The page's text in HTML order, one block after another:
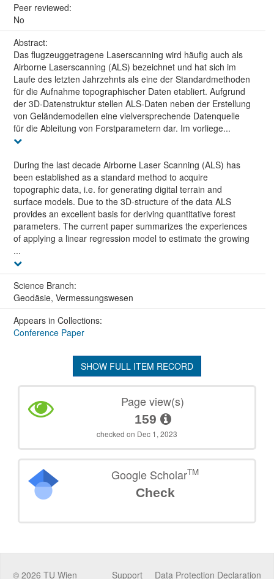
Peer reviewed:
No
Abstract:
Das flugzeuggetragene Laserscanning wird häufig auch als
Airborne Laserscanning (ALS) bezeichnet und hat sich im
Laufe des letzten Jahrzehnts als eine der Standardmethoden
für die Aufnahme topographischer Daten etabliert. Aufgrund
der 3D-Datenstruktur stellen ALS-Daten neben der Erstellung
von Geländemodellen eine vielversprechende Datenquelle
für die Ableitung von Forstparametern dar. Im vorliege...
During the last decade Airborne Laser Scanning (ALS) has
been established as a standard method to acquire
topographic data, i.e. for generating digital terrain and
surface models. Due to the 3D-structure of the data ALS
provides an excellent basis for deriving quantitative forest
parameters. The current paper summarizes the experiences
of applying a linear regression model to estimate the growing
...
Science Branch:
Geodäsie, Vermessungswesen
Appears in Collections:
Conference Paper
SHOW FULL ITEM RECORD
Page view(s)
159
checked on Dec 1, 2023
Google ScholarTM
Check
© 2026 TU Wien Data Protection Declaration
Support